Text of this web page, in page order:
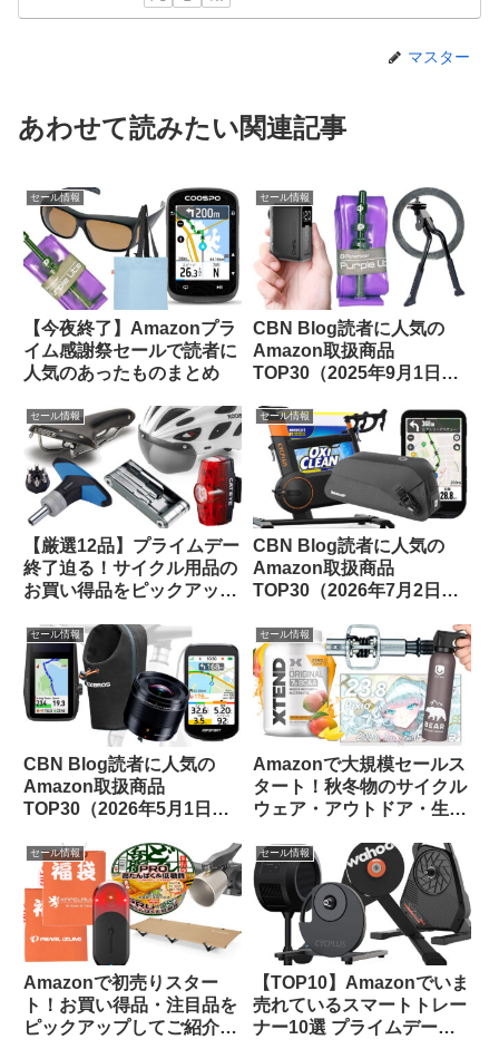
マスター
あわせて読みたい関連記事
セール情報
【今夜終了】Amazonプラ
イム感謝祭セールで読者に
人気のあったものまとめ
セール情報
CBN Blog読者に人気の
Amazon取扱商品
TOP30（2025年9月1日
セール情報
【厳選12品】プライムデー
終了迫る！サイクル用品の
お買い得品をピックアップ
セール情報
CBN Blog読者に人気の
Amazon取扱商品
TOP30（2026年7月2日
セール情報
CBN Blog読者に人気の
Amazon取扱商品
TOP30（2026年5月1日
セール情報
Amazonで大規模セールス
タート！秋冬物のサイクル
ウェア・アウトドア・生活
クアップしてみました
セール情報
Amazonで初売りスター
ト！お買い得品・注目品を
ピックアップしてご紹介し
セール情報
【TOP10】Amazonでいま
売れているスマートトレー
ナー10選 プライムデーセ